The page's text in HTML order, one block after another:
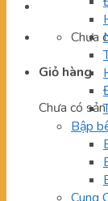
Chưa
Giỏ hàng
Chưa có
Bập